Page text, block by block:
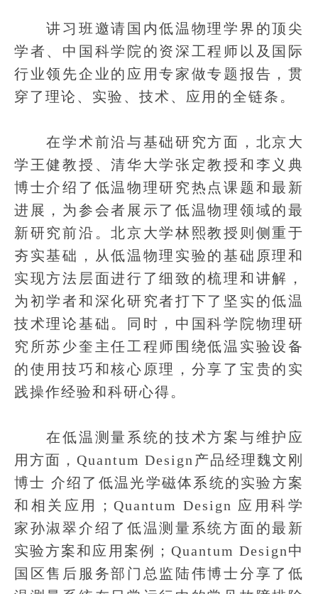
讲习班邀请国内低温物理学界的顶尖
学者、中国科学院的资深工程师以及国际
行业领先企业的应用专家做专题报告，贯
穿了理论、实验、技术、应用的全链条。
在学术前沿与基础研究方面，北京大
学王健教授、清华大学张定教授和李义典
博士介绍了低温物理研究热点课题和最新
进展，为参会者展示了低温物理领域的最
新研究前沿。北京大学林熙教授则侧重于
夯实基础，从低温物理实验的基础原理和
实现方法层面进行了细致的梳理和讲解，
为初学者和深化研究者打下了坚实的低温
技术理论基础。同时，中国科学院物理研
究所苏少奎主任工程师围绕低温实验设备
的使用技巧和核心原理，分享了宝贵的实
践操作经验和科研心得。
在低温测量系统的技术方案与维护应
用方面，Quantum Design产品经理魏文刚
博士 介绍了低温光学磁体系统的实验方案
和相关应用；Quantum Design 应用科学
家孙淑翠介绍了低温测量系统方面的最新
实验方案和应用案例；Quantum Design中
国区售后服务部门总监陆伟博士分享了低